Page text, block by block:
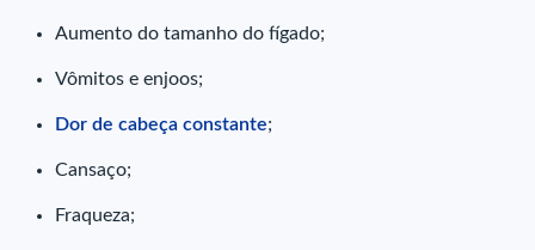
Aumento do tamanho do fígado;
Vômitos e enjoos;
Dor de cabeça constante;
Cansaço;
Fraqueza;